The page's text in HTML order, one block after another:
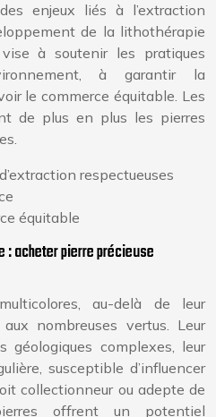
enjeux liés à l’extraction
de la lithothérapie
à soutenir les pratiques
à garantir la
le commerce équitable. Les
de plus en plus les pierres
respectueuses
équitable
: acheter pierre précieuse
au-delà de leur
nombreuses vertus. Leur
géologiques complexes, leur
susceptible d’influencer
collectionneur ou adepte de
offrent un potentiel